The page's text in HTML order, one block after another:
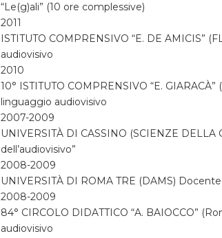
“Le(g)ali” (10 ore complessive)
2011
ISTITUTO COMPRENSIVO “E. DE AMICIS”
audiovisivo
2010
10° ISTITUTO COMPRENSIVO “E.
linguaggio audiovisivo
2007-2009
UNIVERSITÀ DI CASSINO (SCIENZE
dell’audiovisivo”
2008-2009
UNIVERSITÀ DI ROMA TRE (DAMS)
2008-2009
84° CIRCOLO DIDATTICO “A. BAIOCCO”
audiovisivo